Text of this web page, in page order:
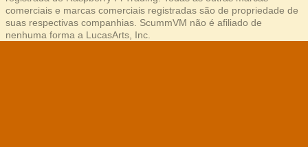
comerciais e marcas comerciais registradas são de propriedade de
suas respectivas companhias. ScummVM não é afiliado de
nenhuma forma a LucasArts, Inc.